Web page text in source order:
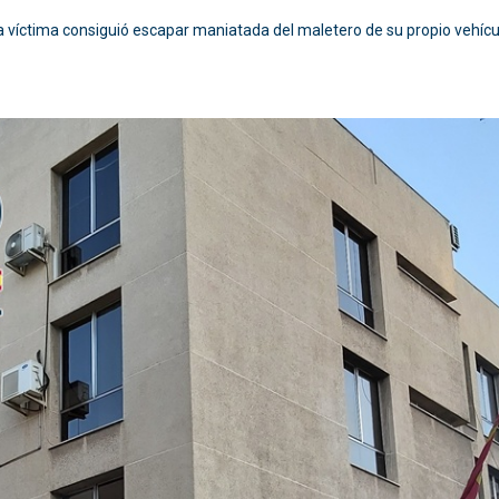
víctima consiguió escapar maniatada del maletero de su propio